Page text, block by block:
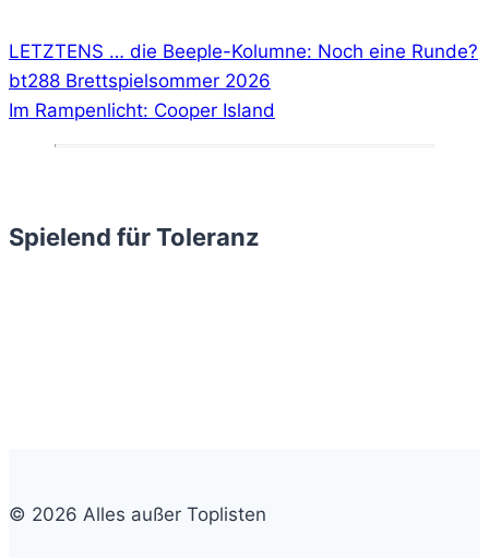
LETZTENS … die Beeple-Kolumne: Noch eine Runde?
bt288 Brettspielsommer 2026
Im Rampenlicht: Cooper Island
Spielend für Toleranz
© 2026 Alles außer Toplisten